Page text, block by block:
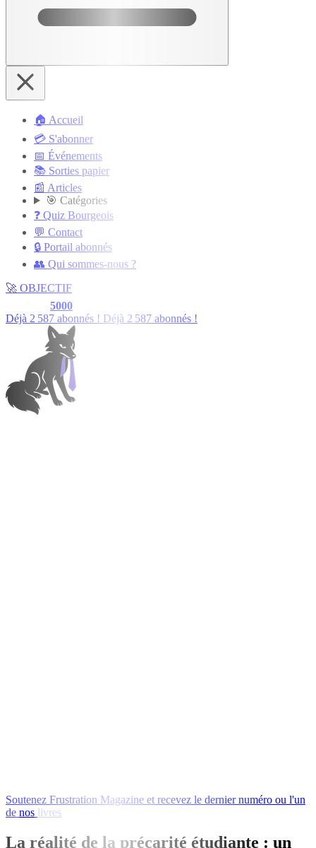
🏠 Accueil
💳 S'abonner
📅 Événements
📚 Sorties papier
📰 Articles
🎯 Catégories
❓ Quiz Bourgeois
💬 Contact
🔒 Portail abonnés
👥 Qui sommes-nous ?
🚀 OBJECTIF
5000
Déjà 2 588 abonnés ! Déjà 2 588 abonnés !
Soutenez Frustration Magazine et recevez le dernier numéro ou l'un
de nos livres
La réalité de la précarité étudiante : un